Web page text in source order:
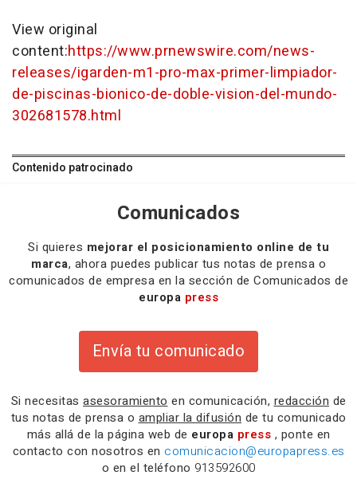
View original
content:https://www.prnewswire.com/news-
releases/igarden-m1-pro-max-primer-limpiador-
de-piscinas-bionico-de-doble-vision-del-mundo-
302681578.html
Contenido patrocinado
Comunicados
Si quieres mejorar el posicionamiento online de tu
marca, ahora puedes publicar tus notas de prensa o
comunicados de empresa en la sección de Comunicados de
europa press
Envía tu comunicado
Si necesitas asesoramiento en comunicación, redacción de
tus notas de prensa o ampliar la difusión de tu comunicado
más allá de la página web de europa press , ponte en
contacto con nosotros en comunicacion@europapress.es
o en el teléfono 913592600